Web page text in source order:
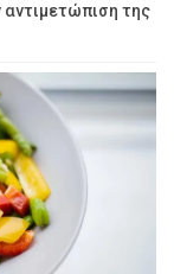
της